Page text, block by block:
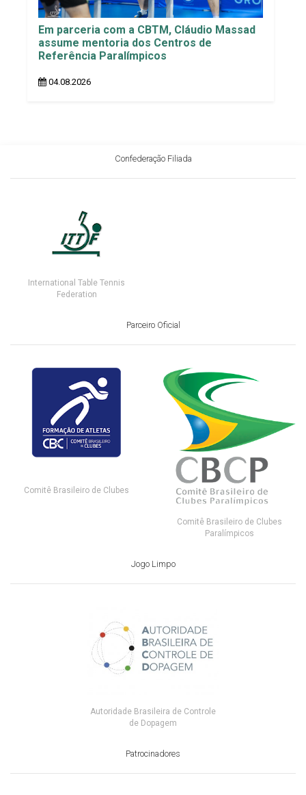
Em parceria com a CBTM, Cláudio Massad
assume mentoria dos Centros de
Referência Paralímpicos
04.08.2026
Confederação Filiada
International Table Tennis
Federation
Parceiro Oficial
Comitê Brasileiro de Clubes
Comitê Brasileiro de Clubes
Paralímpicos
Jogo Limpo
Autoridade Brasileira de Controle
de Dopagem
Patrocinadores